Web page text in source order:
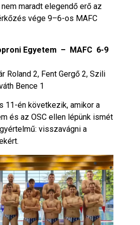
maradt elegendő erő az
vége 9–6-os MAFC
Egyetem – MAFC 6-9
Roland 2, Fent Gergő 2, Szili
Bence 1
11-én következik, amikor a
és az OSC ellen lépünk ismét
visszavágni a